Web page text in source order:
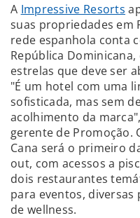
A Impressive Resorts
suas propriedades em
rede espanhola conta
República
estrelas que deve ser
"É um hotel com uma
sofisticada, mas sem
acolhimento da
gerente de Promoção.
Cana será o primeiro
out, com acessos a
dois restaurantes
para eventos, diversas
de wellness.